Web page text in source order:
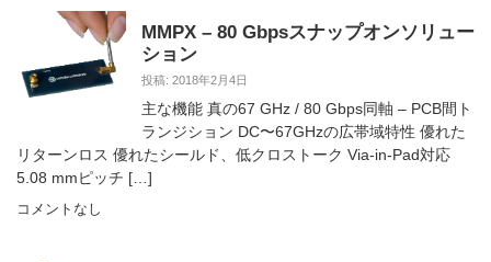
MMPX – 80 Gbpsスナップオンソリュー
ション
投稿: 2018年2月4日
主な機能 真の67 GHz / 80 Gbps同軸 – PCB間ト
ランジション DC〜67GHzの広帯域特性 優れた
リターンロス 優れたシールド、低クロストーク Via-in-Pad対応
5.08 mmピッチ […]
コメントなし